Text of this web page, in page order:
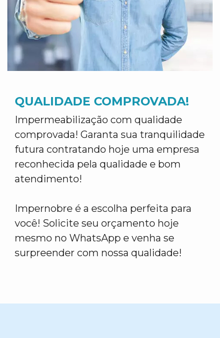
QUALIDADE COMPROVADA!
Impermeabilização com qualidade
comprovada! Garanta sua tranquilidade
futura contratando hoje uma empresa
reconhecida pela qualidade e bom
atendimento!
Impernobre é a escolha perfeita para
você! Solicite seu orçamento hoje
mesmo no WhatsApp e venha se
surpreender com nossa qualidade!